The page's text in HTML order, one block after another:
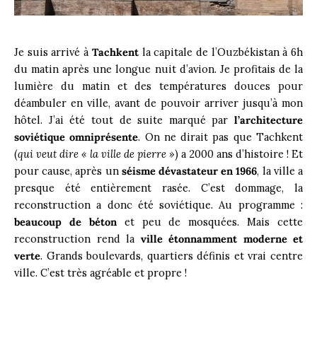
Je suis arrivé à Tachkentla capitale de l’Ouzbékistan à 6h
du matin après une longue nuit d’avion. Je profitais de la
lumière du matin et des températures douces pour
déambuler en ville, avant de pouvoir arriver jusqu’à mon
hôtel. J’ai été tout de suite marqué par l’architecture
soviétique omniprésente. On ne dirait pas que Tachkent
(qui veut dire « la ville de pierre ») a 2000 ans d’histoire ! Et
pour cause, après un séisme dévastateur en 1966, la ville a
presque été entièrement rasée. C’est dommage, la
reconstruction a donc été soviétique. Au programme :
beaucoup de bétonet peu de mosquées. Mais cette
reconstruction rend la ville étonnamment moderne et
verte. Grands boulevards, quartiers définis et vrai centre
ville. C’est très agréable et propre !